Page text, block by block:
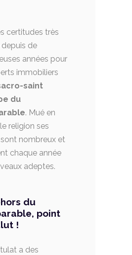
certitudes très
depuis de
années pour
immobiliers
saint
du
. Mué en
religion ses
nombreux et
chaque année
adeptes.
du
point
!
a des